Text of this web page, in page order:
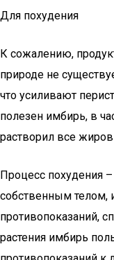
Для похудения
К сожалению,
природе не
что усиливают
полезен имбирь, в
растворил все
Процесс похудения
собственным телом,
противопоказаний,
растения имбирь